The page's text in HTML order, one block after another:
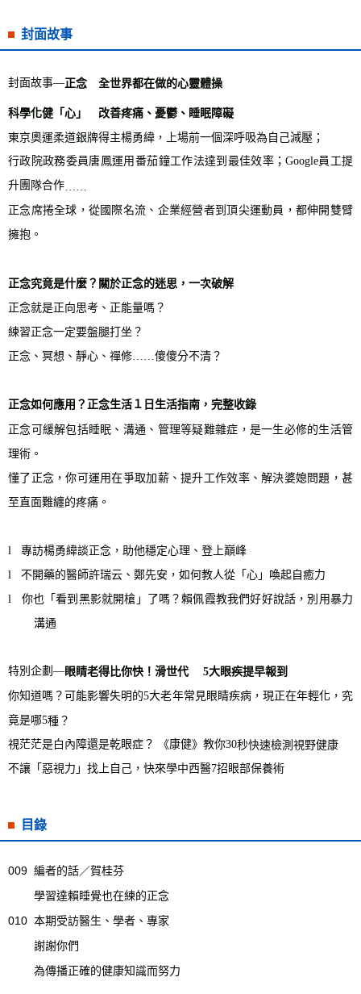
封面故事
封面故事—正念 全世界都在做的心靈體操
科學化健「心」 改善疼痛、憂鬱、睡眠障礙
東京奧運柔道銀牌得主楊勇緯，上場前一個深呼吸為自己減壓；
行政院政務委員唐鳳運用番茄鐘工作法達到最佳效率； Google員工提
升團隊合作
正念席捲全球，從國際名流、企業經營者到頂尖運動員，都伸開雙臂
擁抱。
正念究竟是什麼？關於正念的迷思，一次破解
正念就是正向思考、正能量嗎？
練習正念一定要盤腿打坐？
正念、冥想、靜心、禪修……傻傻分不清？
正念如何應用？正念生活 １ 日生活指南，完整收錄
正念可緩解包括睡眠、溝通、管理等疑難雜症，是一生必修的生活管
理術。
懂了正念，你可運用在爭取加薪、提升工作效率、解決婆媳問題，甚
至直面難纏的疼痛。
l
專訪楊勇緯談正念，助他穩定心理、登上巔峰
l
不開藥的醫師許瑞云、鄭先安，如何教人從「心」喚起自癒力
l
你也「看到黑影就開槍」了嗎？賴佩霞教我們好好說話，別用暴力
溝通
特別企劃—眼睛老得比你快 ！滑世代 5大眼疾提早報到
你知道嗎？可能影響失明的5大老年常見眼睛疾病，現正在年輕化，究
竟是哪5種？
視茫茫是白內障還是乾眼症？ 《康健》教你30秒快速檢測視野健康
不讓「惡視力」找上自己，快來學中西醫7招眼部保養術
目錄
009 編者的話／賀桂芬
學習達賴睡覺也在練的正念
010 本期受訪醫生、學者、專家
謝謝你們
為傳播正確的健康知識而努力